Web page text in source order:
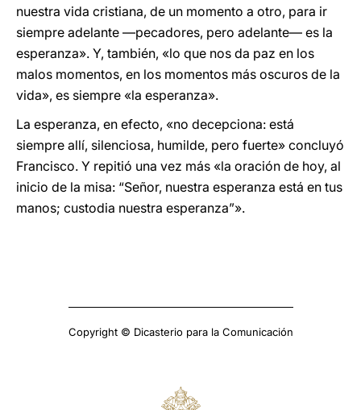
nuestra vida cristiana, de un momento a otro, para ir
siempre adelante —pecadores, pero adelante— es la
esperanza». Y, también, «lo que nos da paz en los
malos momentos, en los momentos más oscuros de la
vida», es siempre «la esperanza».
La esperanza, en efecto, «no decepciona: está
siempre allí, silenciosa, humilde, pero fuerte» concluyó
Francisco. Y repitió una vez más «la oración de hoy, al
inicio de la misa: “Señor, nuestra esperanza está en tus
manos; custodia nuestra esperanza”».
Copyright © Dicasterio para la Comunicación